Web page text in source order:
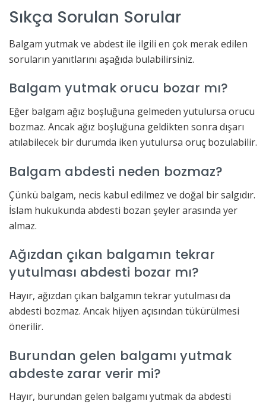
Sıkça Sorulan Sorular
Balgam yutmak ve abdest ile ilgili en çok merak edilen
soruların yanıtlarını aşağıda bulabilirsiniz.
Balgam yutmak orucu bozar mı?
Eğer balgam ağız boşluğuna gelmeden yutulursa orucu
bozmaz. Ancak ağız boşluğuna geldikten sonra dışarı
atılabilecek bir durumda iken yutulursa oruç bozulabilir.
Balgam abdesti neden bozmaz?
Çünkü balgam, necis kabul edilmez ve doğal bir salgıdır.
İslam hukukunda abdesti bozan şeyler arasında yer
almaz.
Ağızdan çıkan balgamın tekrar
yutulması abdesti bozar mı?
Hayır, ağızdan çıkan balgamın tekrar yutulması da
abdesti bozmaz. Ancak hijyen açısından tükürülmesi
önerilir.
Burundan gelen balgamı yutmak
abdeste zarar verir mi?
Hayır, burundan gelen balgamı yutmak da abdesti